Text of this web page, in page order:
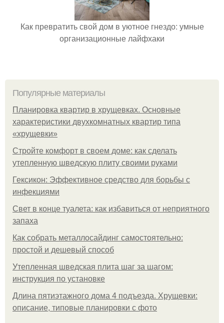
Как превратить свой дом в уютное гнездо: умные
организационные лайфхаки
Популярные материалы
Планировка квартир в хрущевках. Основные
характеристики двухкомнатных квартир типа
«хрущевки»
Стройте комфорт в своем доме: как сделать
утепленную шведскую плиту своими руками
Гексикон: Эффективное средство для борьбы с
инфекциями
Свет в конце туалета: как избавиться от неприятного
запаха
Как собрать металлосайдинг самостоятельно:
простой и дешевый способ
Утепленная шведская плита шаг за шагом:
инструкция по установке
Длина пятиэтажного дома 4 подъезда. Хрущевки:
описание, типовые планировки с фото